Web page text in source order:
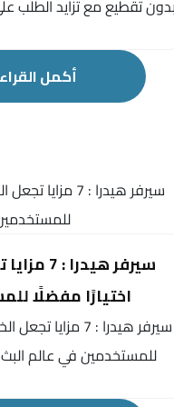
تقطيع مع تزايد الطلب
أكمل
سيرفر
اختيارًا مفضلًا
سيرفر هيدرا : 7
للمستخدمين في عالم البث